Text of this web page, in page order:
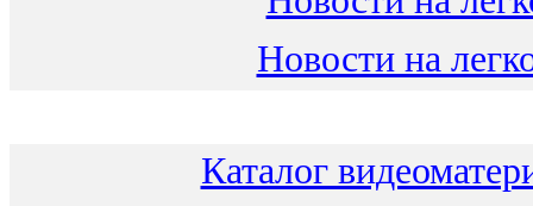
Новости на
Каталог